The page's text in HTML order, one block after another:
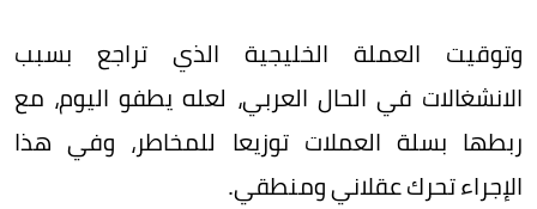
وتوقيت العملة الخليجية الذي تراجع بسبب
الانشغالات في الحال العربي، لعله يطفو اليوم، مع
ربطها بسلة العملات توزيعا للمخاطر، وفي هذا
الإجراء تحرك عقلاني ومنطقي.